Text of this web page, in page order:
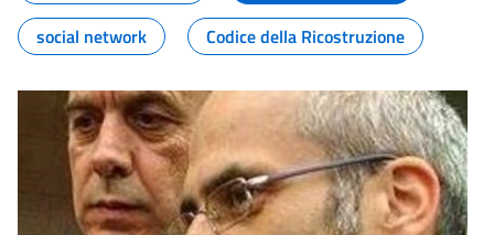
social network
Codice della Ricostruzione